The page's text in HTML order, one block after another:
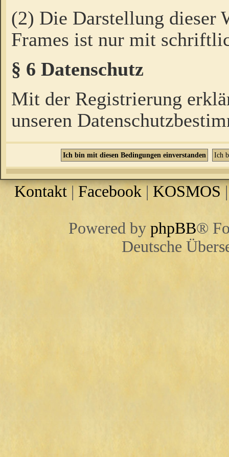
(2) Die Darstellung dieser
Frames ist nur mit
§ 6 Datenschutz
Mit der Registrierung
unseren
Kontakt |Facebook | KOSMOS
Powered by phpBB®
Deutsche